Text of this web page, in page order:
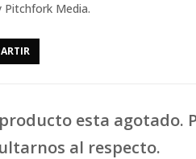
Pitchfork Media.
esta agotado.
al respecto.